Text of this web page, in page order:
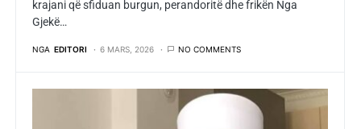
krajani që sfiduan burgun, perandoritë dhe frikën Nga
Gjekë…
NGA EDITORI 6 MARS, 2026 NO COMMENTS